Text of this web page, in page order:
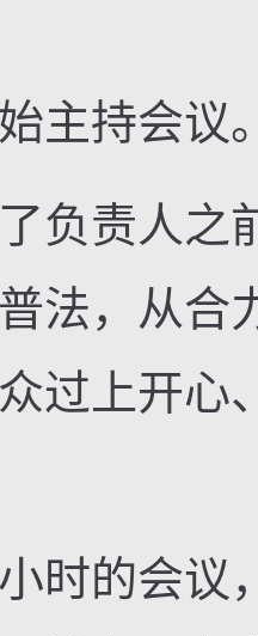
持会议
责人之
法，从合
过上开心
的会议